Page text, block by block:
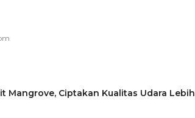
Mangrove, Ciptakan Kualitas Udara Lebih